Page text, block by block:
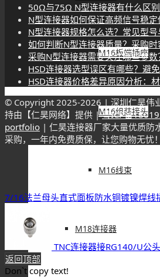
M16板端插座
M16组装接头
M16线束
M18连接器
50Ω与75Ω N型连接器有什么区
N型连接器如何保证高频信号稳
N型连接器规格怎么选？常见型
如何判断N型连接器质量？采购
采购N型连接器需要关注哪些参
HSD连接器选型误区有哪些？避
HSD连接器价格差异原因分析：
© Copyright 2025-2026 | 深圳仁昊伟
持由【仁昊网络】提供 |粤ICP备
portfolio | 仁昊连接器厂家大量优质防
采购，一年内免费质保，让您购物无忧！
7/16法兰母头直式面板防水铜镀镍焊线
TNC连接器接RG140/U公
返回顶部
Don`t copy text!